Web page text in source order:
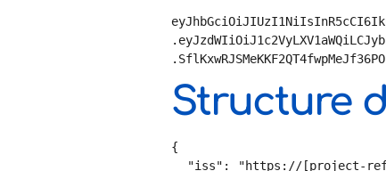
Structure
{